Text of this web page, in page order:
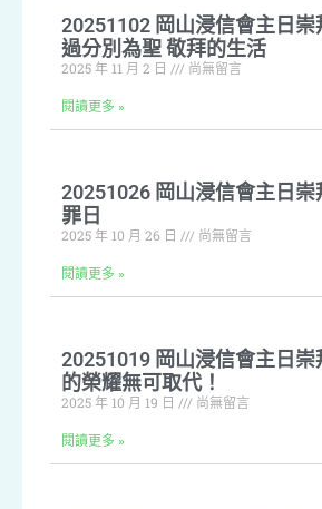
20251102 岡山浸信會主日崇
過分別為聖 敬拜的生活
2025 年 11 月 2 日 尚無留言
閱讀更多 »
20251026 岡山浸信會主日崇
罪日
2025 年 10 月 26 日 尚無留言
閱讀更多 »
20251019 岡山浸信會主日崇
的榮耀無可取代！
2025 年 10 月 19 日 尚無留言
閱讀更多 »